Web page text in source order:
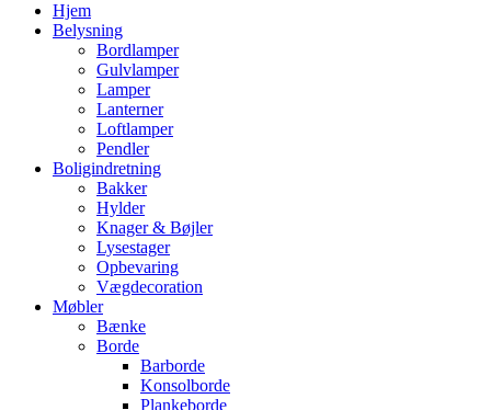
Hjem
Belysning
Bordlamper
Gulvlamper
Lamper
Lanterner
Loftlamper
Pendler
Boligindretning
Bakker
Hylder
Knager & Bøjler
Lysestager
Opbevaring
Vægdecoration
Møbler
Bænke
Borde
Barborde
Konsolborde
Plankeborde